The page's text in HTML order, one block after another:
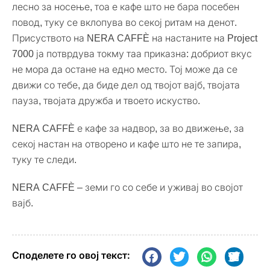
лесно за носење, тоа е кафе што не бара посебен
повод, туку се вклопува во секој ритам на денот.
Присуството на NERA CAFFÈ на настаните на Project
7000 ја потврдува токму таа приказна: добриот вкус
не мора да остане на едно место. Тој може да се
движи со тебе, да биде дел од твојот вајб, твојата
пауза, твојата дружба и твоето искуство.
NERA CAFFÈ е кафе за надвор, за во движење, за
секој настан на отворено и кафе што не те запира,
туку те следи.
NERA CAFFÈ – земи го со себе и уживај во својот
вајб.
Споделете го овој текст: